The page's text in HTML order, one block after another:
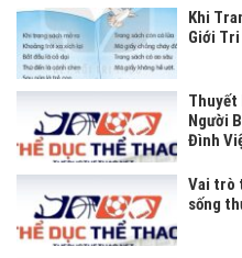
Khi
Giới
Thuyết
Người
Đình
Vai trò
sống